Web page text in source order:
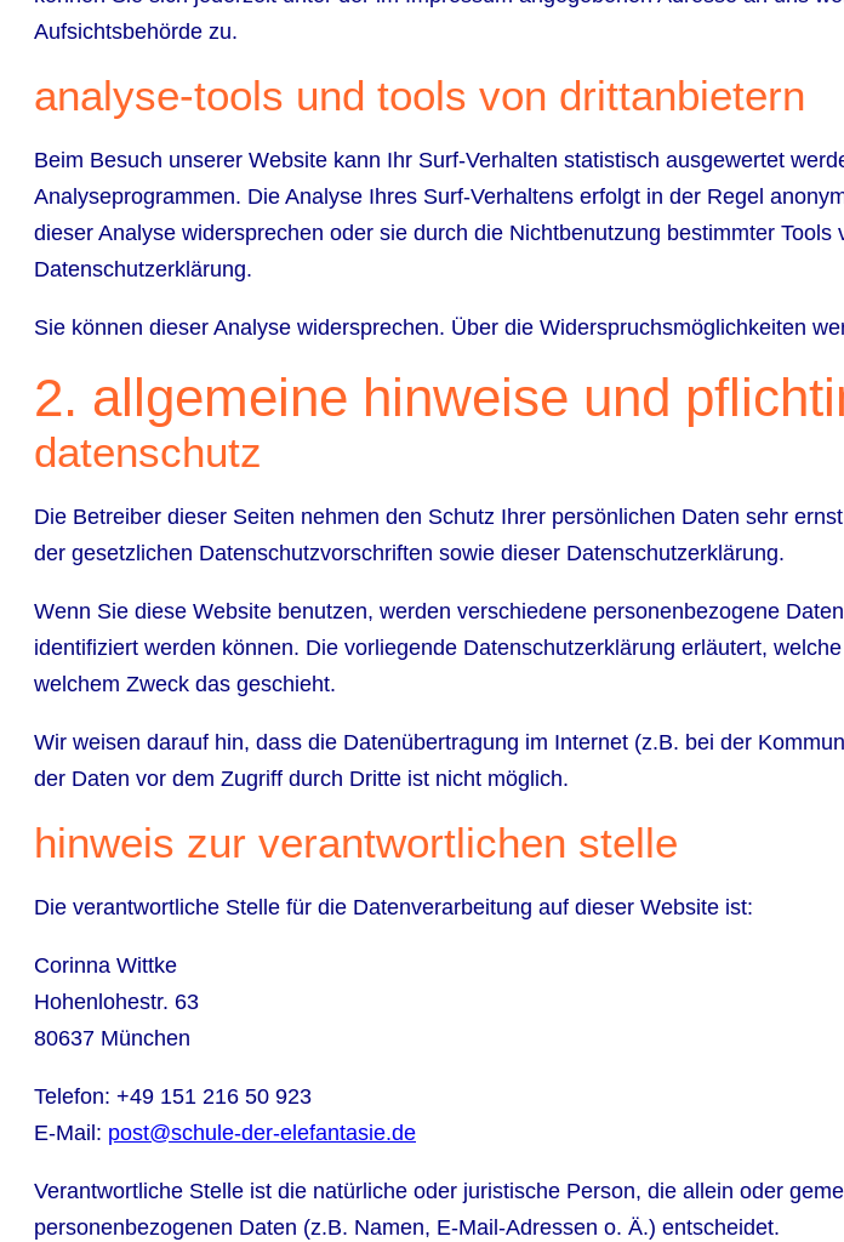
Aufsichtsbehörde zu.
analyse-tools und tools von drittanbietern
Beim Besuch unserer Website kann Ihr Surf-Verhalten statistisch ausgewertet
Analyseprogrammen. Die Analyse Ihres Surf-Verhaltens erfolgt in der Regel
dieser Analyse widersprechen oder sie durch die Nichtbenutzung bestimmter
Datenschutzerklärung.
Sie können dieser Analyse widersprechen. Über die Widerspruchsmöglichkeiten
2. allgemeine hinweise und
datenschutz
Die Betreiber dieser Seiten nehmen den Schutz Ihrer persönlichen Daten sehr
der gesetzlichen Datenschutzvorschriften sowie dieser Datenschutzerklärung.
Wenn Sie diese Website benutzen, werden verschiedene personenbezogene
identifiziert werden können. Die vorliegende Datenschutzerklärung erläutert,
welchem Zweck das geschieht.
Wir weisen darauf hin, dass die Datenübertragung im Internet (z.B. bei der
der Daten vor dem Zugriff durch Dritte ist nicht möglich.
hinweis zur verantwortlichen stelle
Die verantwortliche Stelle für die Datenverarbeitung auf dieser Website ist:
Corinna Wittke
Hohenlohestr. 63
80637 München
Telefon: +49 151 216 50 923
E-Mail: post@schule-der-elefantasie.de
Verantwortliche Stelle ist die natürliche oder juristische Person, die allein oder
personenbezogenen Daten (z.B. Namen, E-Mail-Adressen o. Ä.) entscheidet.